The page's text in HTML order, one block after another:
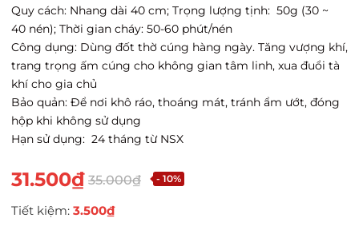
Quy cách: Nhang dài 40 cm; Trọng lượng tịnh: 50g (30 ~
40 nén); Thời gian cháy: 50-60 phút/nén
Công dụng: Dùng đốt thờ cúng hàng ngày. Tăng vượng khí,
trang trọng ấm cúng cho không gian tâm linh, xua đuổi tà
khí cho gia chủ
Bảo quản: Để nơi khô ráo, thoáng mát, tránh ẩm ướt, đóng
hộp khi không sử dụng
Hạn sử dụng: 24 tháng từ NSX
31.500₫ 35.000₫ - 10%
Tiết kiệm: 3.500₫